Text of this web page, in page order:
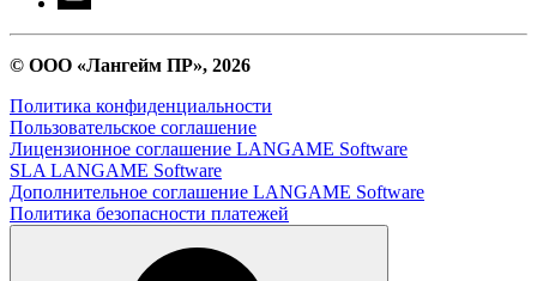
© ООО «Лангейм ПР», 2026
Политика конфиденциальности
Пользовательское соглашение
Лицензионное соглашение LANGAME Software
SLA LANGAME Software
Дополнительное соглашение LANGAME Software
Политика безопасности платежей